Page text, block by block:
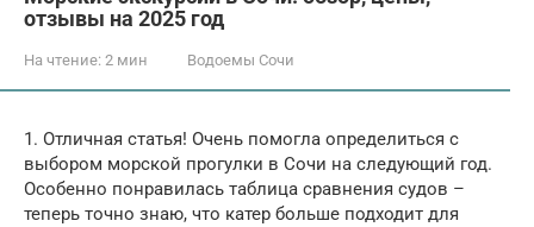
отзывы на 2025 год
На чтение: 2 мин Водоемы Сочи
1. Отличная статья! Очень помогла определиться с
выбором морской прогулки в Сочи на следующий год.
Особенно понравилась таблица сравнения судов –
теперь точно знаю, что катер больше подходит для